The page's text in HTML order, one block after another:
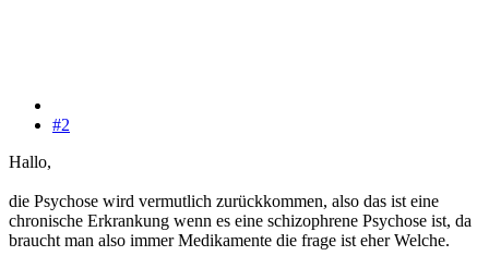
#2
Hallo,
die Psychose wird vermutlich zurückkommen, also das ist eine
chronische Erkrankung wenn es eine schizophrene Psychose ist, da
braucht man also immer Medikamente die frage ist eher Welche.